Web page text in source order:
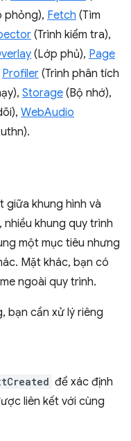
phỏng), Fetch (Tìm
(Trình kiểm tra),
(Lớp phủ), Page
Profiler (Trình phân tích
Storage (Bộ nhớ),
WebAudio
giữa khung hình và
khung quy trình
một mục tiêu nhưng
Mặt khác, bạn có
ngoài quy trình.
bạn cần xử lý riêng
để xác định
liên kết với cùng